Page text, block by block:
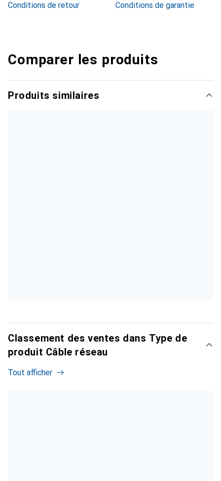
Conditions de retour
Conditions de garantie
Comparer les produits
Produits similaires
Classement des ventes dans Type de
produit Câble réseau
Tout afficher